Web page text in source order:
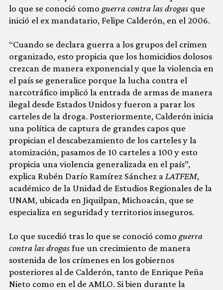
lo que se conoció como guerra contra las drogas que
inició el ex mandatario, Felipe Calderón, en el 2006.
“Cuando se declara guerra a los grupos del crimen
organizado, esto propicia que los homicidios dolosos
crezcan de manera exponencial y que la violencia en
el país se generalice porque la lucha contra el
narcotráfico implicó la entrada de armas de manera
ilegal desde Estados Unidos y fueron a parar los
carteles de la droga. Posteriormente, Calderón inicia
una política de captura de grandes capos que
propician el descabezamiento de los carteles y la
atomización, pasamos de 10 carteles a 100 y esto
propicia una violencia generalizada en el país”,
explica Rubén Darío Ramírez Sánchez a LATFEM,
académico de la Unidad de Estudios Regionales de la
UNAM, ubicada en Jiquilpan, Michoacán, que se
especializa en seguridad y territorios inseguros.
Lo que sucedió tras lo que se conoció como guerra
contra las drogasfue un crecimiento de manera
sostenida de los crímenes en los gobiernos
posteriores al de Calderón, tanto de Enrique Peña
Nieto como en el de AMLO. Si bien durante la